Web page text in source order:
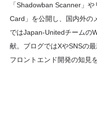
「Shadowban Scanner」
Card」を公開し、国内外の
ではJapan-Unitedチームの
献。ブログではXやSNSの
フロントエンド開発の知見